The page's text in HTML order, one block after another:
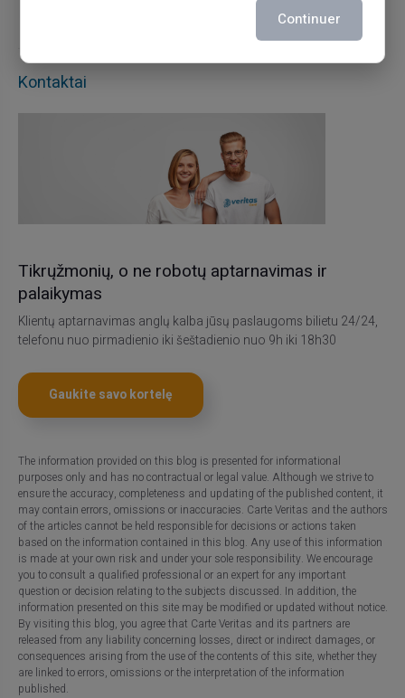
Kontaktai
Tikrųžmonių, o ne robotų aptarnavimas ir
palaikymas
Klientų aptarnavimas anglų kalba jūsų paslaugoms bilietu 24/24,
telefonu nuo pirmadienio iki šeštadienio nuo 9h iki 18h30
Gaukite savo kortelę
The information provided on this blog is presented for informational
purposes only and has no contractual or legal value. Although we strive to
ensure the accuracy, completeness and updating of the published content, it
may contain errors, omissions or inaccuracies. Carte Veritas and the authors
of the articles cannot be held responsible for decisions or actions taken
based on the information contained in this blog. Any use of this information
is made at your own risk and under your sole responsibility. We encourage
you to consult a qualified professional or an expert for any important
question or decision relating to the subjects discussed. In addition, the
information presented on this site may be modified or updated without notice.
By visiting this blog, you agree that Carte Veritas and its partners are
released from any liability concerning losses, direct or indirect damages, or
consequences arising from the use of the contents of this site, whether they
are linked to errors, omissions or the interpretation of the information
published.
Continuer